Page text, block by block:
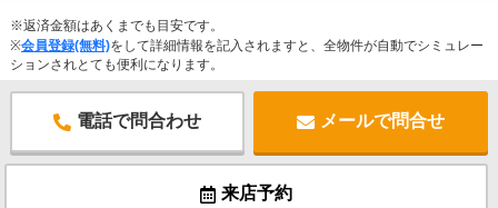
※返済金額はあくまでも目安です。
※会員登録(無料)をして詳細情報を記入されますと、全物件が自動でシミュレー
ションされとても便利になります。
電話で問合わせ メールで問合せ
来店予約